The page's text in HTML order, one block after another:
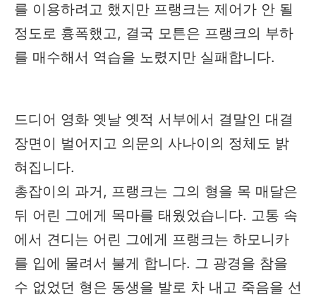
를 이용하려고 했지만 프랭크는 제어가 안 될
정도로 흉폭했고, 결국 모튼은 프랭크의 부하
를 매수해서 역습을 노렸지만 실패합니다.
드디어 영화 옛날 옛적 서부에서 결말인 대결
장면이 벌어지고 의문의 사나이의 정체도 밝
혀집니다.
총잡이의 과거, 프랭크는 그의 형을 목 매달은
뒤 어린 그에게 목마를 태웠었습니다. 고통 속
에서 견디는 어린 그에게 프랭크는 하모니카
를 입에 물려서 불게 합니다. 그 광경을 참을
수 없었던 형은 동생을 발로 차 내고 죽음을 선